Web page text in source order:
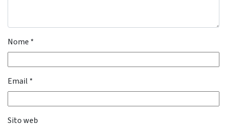
Nome *
Email *
Sito web